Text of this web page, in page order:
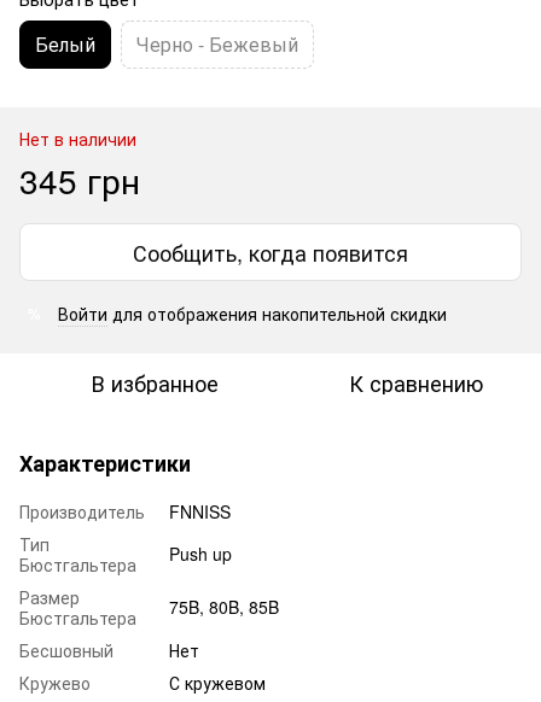
Белый Черно - Бежевый
Нет в наличии
345 грн
Сообщить, когда появится
Войти для отображения накопительной скидки
В избранное К сравнению
Характеристики
Производитель
FNNISS
Тип
Бюстгальтера
Push up
Размер
Бюстгальтера
75B, 80B, 85B
Бесшовный
Нет
Кружево
С кружевом